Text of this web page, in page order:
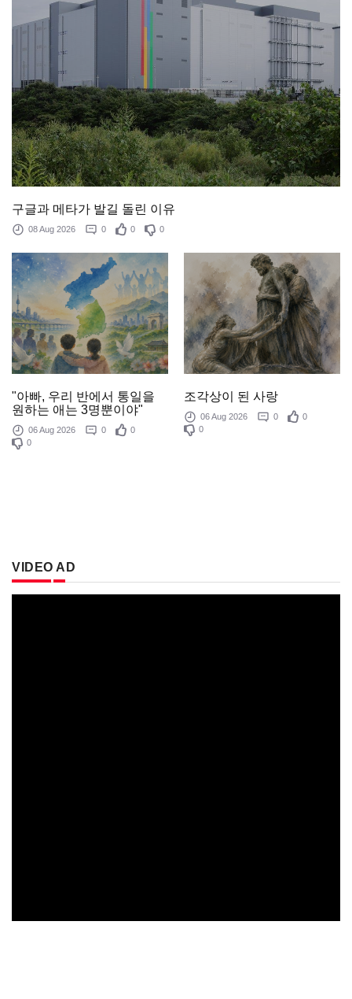
구글과 메타가 발길 돌린 이유
08 Aug 2026 0 0 0
"아빠, 우리 반에서 통일을
원하는 애는 3명뿐이야"
06 Aug 2026 0
0
0
조각상이 된 사랑
06 Aug 2026 0
0
0
VIDEO AD